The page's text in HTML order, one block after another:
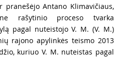
pranešėjo Antano Klimavičiaus,
rašytinio proceso tvarka
pagal nuteistojo V. M. (V. M.)
rajono apylinkės teismo 2013
kuriuo V. M. nuteistas pagal